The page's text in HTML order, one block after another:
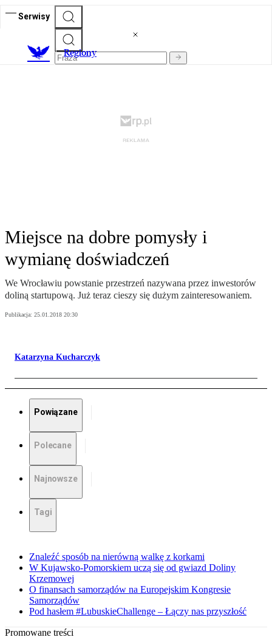
Serwisy
Regiony
Miejsce na dobre pomysły i
wymianę doświadczeń
We Wrocławiu powstanie przestrzeń nazywana przez inwestorów
doliną startupową. Już teraz cieszy się dużym zainteresowaniem.
Publikacja: 25.01.2018 20:30
Katarzyna Kucharczyk
Powiązane
Polecane
Najnowsze
Tagi
Znaleźć sposób na nierówną walkę z korkami
W Kujawsko-Pomorskiem uczą się od gwiazd Doliny
Krzemowej
O finansach samorządów na Europejskim Kongresie
Samorządów
Pod hasłem #LubuskieChallenge – Łączy nas przyszłość
Promowane treści